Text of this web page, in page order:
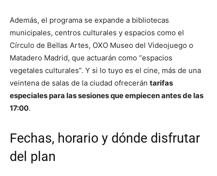
Además, el programa se expande a bibliotecas
municipales, centros culturales y espacios como el
Círculo de Bellas Artes, OXO Museo del Videojuego o
Matadero Madrid, que actuarán como “espacios
vegetales culturales”. Y si lo tuyo es el cine, más de una
veintena de salas de la ciudad ofrecerán tarifas
especiales para las sesiones que empiecen antes de las
17:00.
Fechas, horario y dónde disfrutar
del plan